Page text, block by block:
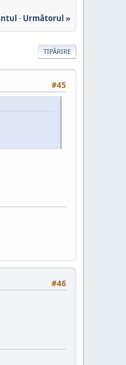
- Următorul »
TIPĂRIRE
#45
#46